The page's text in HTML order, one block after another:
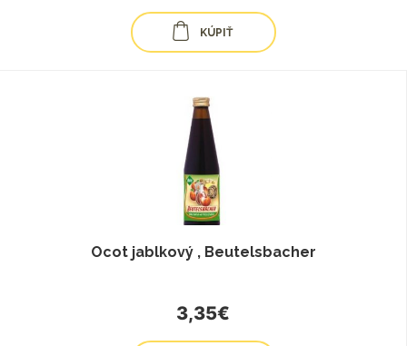
KÚPIŤ
Ocot jablkový , Beutelsbacher
3,35€